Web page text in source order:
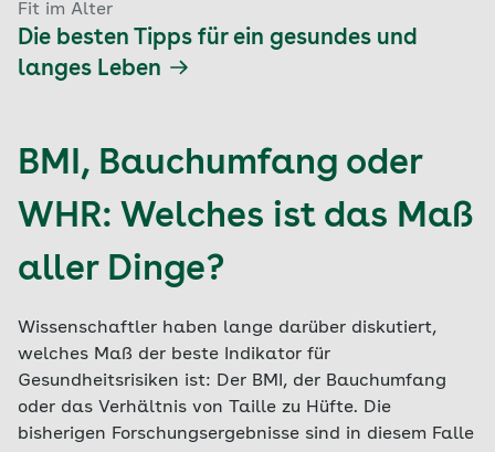
Fit im Alter
Die besten Tipps für ein gesundes und
langes Leben
BMI, Bauchumfang oder
WHR: Welches ist das Maß
aller Dinge?
Wissenschaftler haben lange darüber diskutiert,
welches Maß der beste Indikator für
Gesundheitsrisiken ist: Der BMI, der Bauchumfang
oder das Verhältnis von Taille zu Hüfte. Die
bisherigen Forschungsergebnisse sind in diesem Falle